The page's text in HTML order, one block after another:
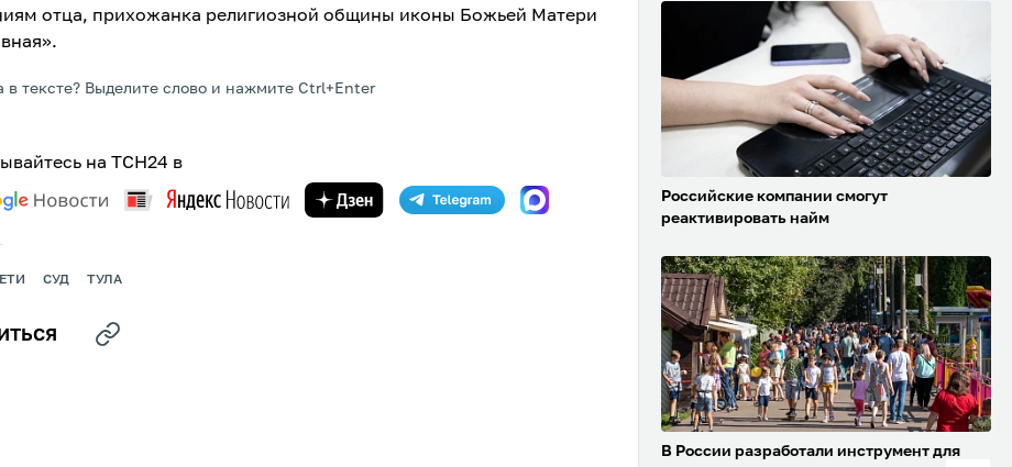
отца, прихожанка религиозной общины иконы Божьей Матери
в тексте? Выделите слово и нажмите Ctrl+Enter
на ТСН24 в
СУД ТУЛА
Российские компании смогут
реактивировать найм
В России разработали инструмент для